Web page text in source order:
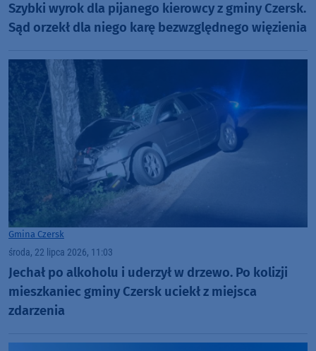
Szybki wyrok dla pijanego kierowcy z gminy Czersk.
Sąd orzekł dla niego karę bezwzględnego więzienia
Gmina Czersk
środa, 22 lipca 2026, 11:03
Jechał po alkoholu i uderzył w drzewo. Po kolizji
mieszkaniec gminy Czersk uciekł z miejsca
zdarzenia